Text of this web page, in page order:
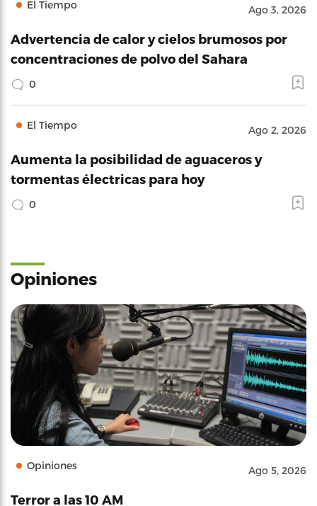
El Tiempo Ago 3, 2026
Advertencia de calor y cielos brumosos por
concentraciones de polvo del Sahara
0
El Tiempo Ago 2, 2026
Aumenta la posibilidad de aguaceros y
tormentas électricas para hoy
0
Opiniones
Opiniones Ago 5, 2026
Terror a las 10 AM